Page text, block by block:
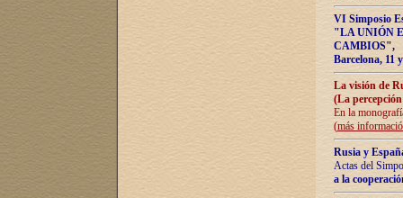
VI Simposio
"LA UNIÓN
CAMBIOS",
Barcelona, 11
La visión de
(La
En la
(más
Rusia y
Actas del
a la